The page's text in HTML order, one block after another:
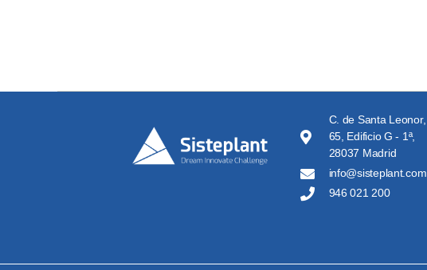
C. de Santa Leonor,
65, Edificio G - 1ª,
28037 Madrid
info@sisteplant.com
946 021 200